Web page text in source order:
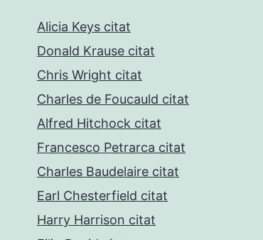
Alicia Keys citat
Donald Krause citat
Chris Wright citat
Charles de Foucauld citat
Alfred Hitchock citat
Francesco Petrarca citat
Charles Baudelaire citat
Earl Chesterfield citat
Harry Harrison citat